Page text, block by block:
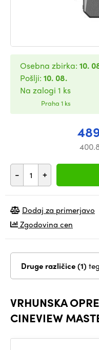
- +
Osebna zbirka: 10.
Pošlji: 10. 08.
Na zalogi 1 ks
Praha 1 ks
Dodaj za primerjavo
Zgodovina cen
Druge različice (1)
VRHUNSKA
CINEVIEW